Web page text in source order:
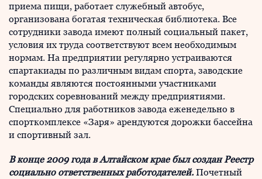
приема пищи, работает служебный автобус,
организована богатая техническая библиотека. Все
сотрудники завода имеют полный социальный пакет,
условия их труда соответствуют всем необходимым
нормам. На предприятии регулярно устраиваются
спартакиады по различным видам спорта, заводские
команды являются постоянными участниками
городских соревнований между предприятиями.
Специально для работников завода еженедельно в
спорткомплексе «Заря» арендуются дорожки бассейна
и спортивный зал.
В конце 2009 года в Алтайском крае был создан Реестр
социально ответственных работодателей.Почетный